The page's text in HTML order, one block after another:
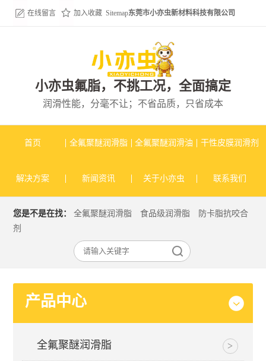
在线留言 加入收藏 Sitemap东莞市小亦虫新材料科技有限公司
小亦虫氟脂，不挑工况，全面搞定
润滑性能，分毫不让；不省品质，只省成本
首页 全氟聚醚润滑脂 全氟聚醚润滑油 干性皮膜润滑剂
解决方案 新闻资讯 关于小亦虫 联系我们
您是不是在找：全氟聚醚润滑脂 食品级润滑脂
防卡脂抗咬合
剂
产品中心
全氟聚醚润滑脂